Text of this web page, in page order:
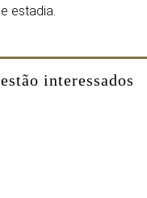
estadia.
interessados